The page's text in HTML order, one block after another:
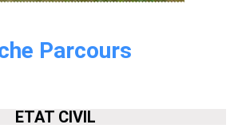
Parcours
ETAT CIVIL